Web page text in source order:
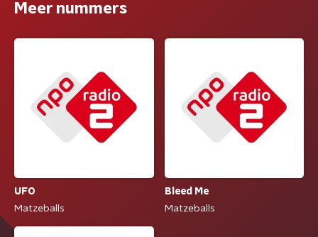
Meer nummers
UFO
Matzeballs
Bleed Me
Matzeballs